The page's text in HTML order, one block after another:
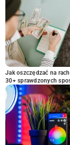
Jak oszczędzać na
30+ sprawdzonych